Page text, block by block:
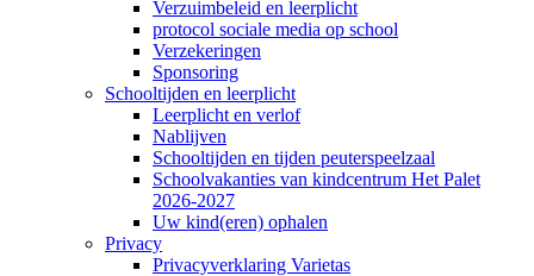
Verzuimbeleid en leerplicht
protocol sociale media op school
Verzekeringen
Sponsoring
Schooltijden en leerplicht
Leerplicht en verlof
Nablijven
Schooltijden en tijden peuterspeelzaal
Schoolvakanties van kindcentrum Het Palet
2026-2027
Uw kind(eren) ophalen
Privacy
Privacyverklaring Varietas